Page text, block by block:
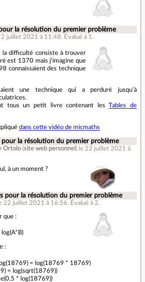
la résolution du premier problème
juillet 2021 à 11:48. Évalué à 1 .
la difficulté consiste à trouver
est 1370 mais j'imagine que
connaissaient des technique
une technique qui a perduré jusqu’à
tous un petit livre contenant les
Tables de
dans cette vidéo de micmaths
pour la résolution du premier problème
Ortolo(site web personnel ) le 22 juillet 2021 à
à un moment ?
pour la résolution du premier problème
22 juillet 2021 à 16:56. Évalué à 2.
que :
log(A*B)
:
= log(18769 * 18769)
= log(sqrt(18769))
* log(18769))